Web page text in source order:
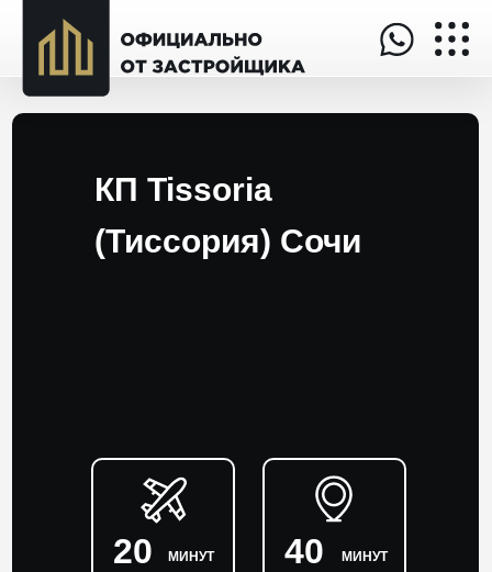
20 МИНУТ
КП Tissoria
(Тиссория) Сочи
40 МИНУТ